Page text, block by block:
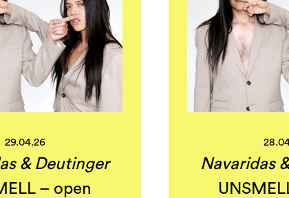
29.04.26
& Deutinger
– open
Navaridas